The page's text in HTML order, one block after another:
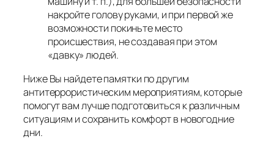
накройте голову руками, и при первой же
возможности покиньте место
происшествия, не создавая при этом
«давку» людей.
Ниже Вы найдете памятки по другим
антитеррористическим мероприятиям, которые
помогут вам лучше подготовиться к различным
ситуациям и сохранить комфорт в новогодние
дни.